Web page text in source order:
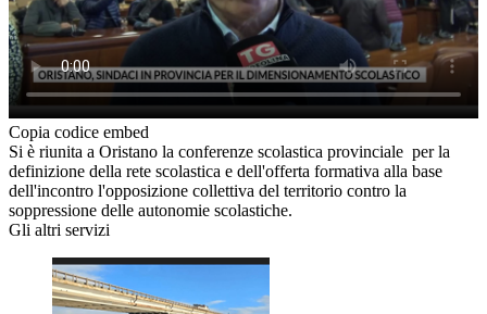
Copia codice embed
Si è riunita a Oristano la conferenze scolastica provinciale per la
definizione della rete scolastica e dell'offerta formativa alla base
dell'incontro l'opposizione collettiva del territorio contro la
soppressione delle autonomie scolastiche.
Gli altri servizi